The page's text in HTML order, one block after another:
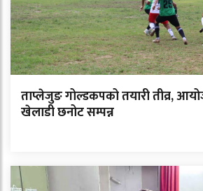
ताप्लेजुङ गोल्डकपको तयारी तीव्र,
खेलाडी छनोट सम्पन्न